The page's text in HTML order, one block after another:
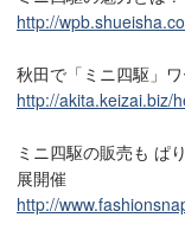
http://
秋田で「ミニ四駆」
http://akita.keizai.biz/
ミニ四駆の販売も ぱ
展開催
http://